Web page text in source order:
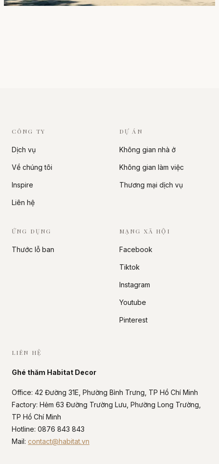
CÔNG TY
Dịch vụ
Về chúng tôi
Inspire
Liên hệ
DỰ ÁN
Không gian nhà ở
Không gian làm việc
Thương mại dịch vụ
ỨNG DỤNG
Thước lỗ ban
MẠNG XÃ HỘI
Facebook
Tiktok
Instagram
Youtube
Pinterest
LIÊN HỆ
Ghé thăm Habitat Decor
Office: 42 Đường 31E, Phường Bình Trưng, TP Hồ Chí Minh
Factory: Hẻm 63 Đường Trường Lưu, Phường Long Trường,
TP Hồ Chí Minh
Hotline: 0876 843 843
Mail: contact@habitat.vn